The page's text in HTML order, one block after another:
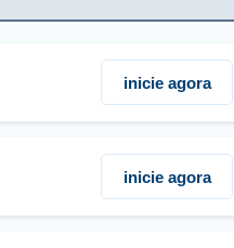
inicie agora
inicie agora